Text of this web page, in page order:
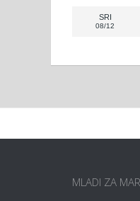
SRI
08/12
MLADI ZA